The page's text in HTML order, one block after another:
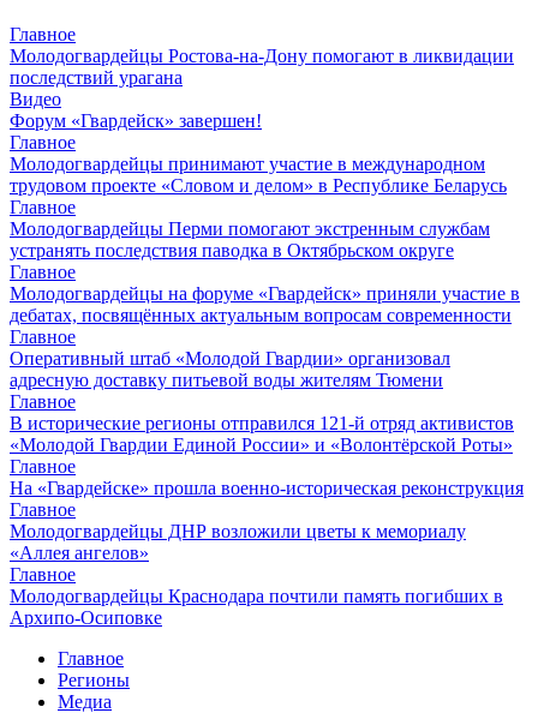
Главное
Молодогвардейцы Ростова-на-Дону помогают в ликвидации
последствий урагана
Видео
Форум «Гвардейск» завершен!
Главное
Молодогвардейцы принимают участие в международном
трудовом проекте «Словом и делом» в Республике Беларусь
Главное
Молодогвардейцы Перми помогают экстренным службам
устранять последствия паводка в Октябрьском округе
Главное
Молодогвардейцы на форуме «Гвардейск» приняли участие в
дебатах, посвящённых актуальным вопросам современности
Главное
Оперативный штаб «Молодой Гвардии» организовал
адресную доставку питьевой воды жителям Тюмени
Главное
В исторические регионы отправился 121-й отряд активистов
«Молодой Гвардии Единой России» и «Волонтёрской Роты»
Главное
На «Гвардейске» прошла военно-историческая реконструкция
Главное
Молодогвардейцы ДНР возложили цветы к мемориалу
«Аллея ангелов»
Главное
Молодогвардейцы Краснодара почтили память погибших в
Архипо-Осиповке
Главное
Регионы
Медиа